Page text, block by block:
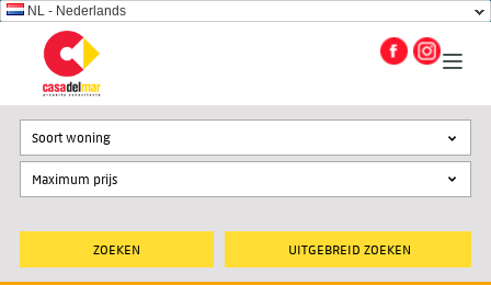
NL - Nederlands
UITGEBREID ZOEKEN
Soort woning